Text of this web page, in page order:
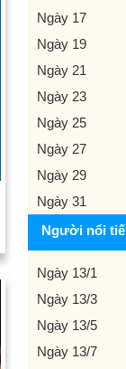
Ngày 17
Ngày 19
Ngày 21
Ngày 23
Ngày 25
Ngày 27
Ngày 29
Ngày 31
Người nổi
Ngày 13/1
Ngày 13/3
Ngày 13/5
Ngày 13/7